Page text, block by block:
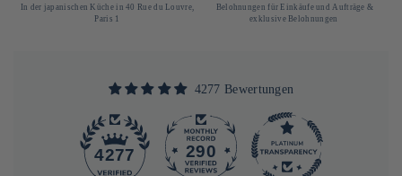
In der japanischen Küche in 40 Rue du Louvre,
Paris 1
Belohnungen für Einkäufe und Aufträge &
exklusive Belohnungen
4277 Bewertungen
290